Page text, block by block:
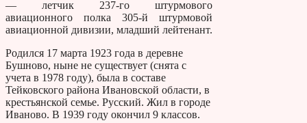
— летчик 237-го штурмового
авиационного полка 305-й штурмовой
авиационной дивизии, младший лейтенант.
Родился 17 марта 1923 года в деревне
Бушново, ныне не существует (снята с
учета в 1978 году), была в составе
Тейковского района Ивановской области, в
крестьянской семье. Русский. Жил в городе
Иваново. В 1939 году окончил 9 классов.